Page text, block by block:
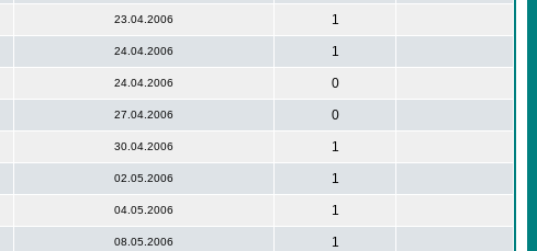
23.04.2006 1
24.04.2006 1
24.04.2006 0
27.04.2006 0
30.04.2006 1
02.05.2006 1
04.05.2006 1
08.05.2006 1